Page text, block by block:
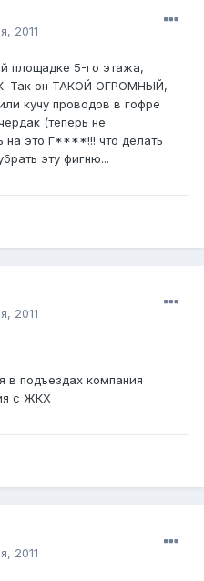
2011
площадке 5-го этажа,
Так он ТАКОЙ ОГРОМНЫЙ,
кучу проводов в гофре
(теперь не
на это Г****!!! что делать
эту фигню...
2011
в подъездах компания
с ЖКХ
2011